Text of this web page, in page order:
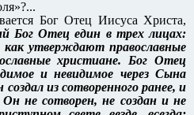
Бог Отец Иисуса Христа,
Бог Отец един в трех лицах:
утверждают православные
христиане. Бог Отец
и невидимое через Сына
из сотворенного ранее, и
Он не сотворен, не создан и не